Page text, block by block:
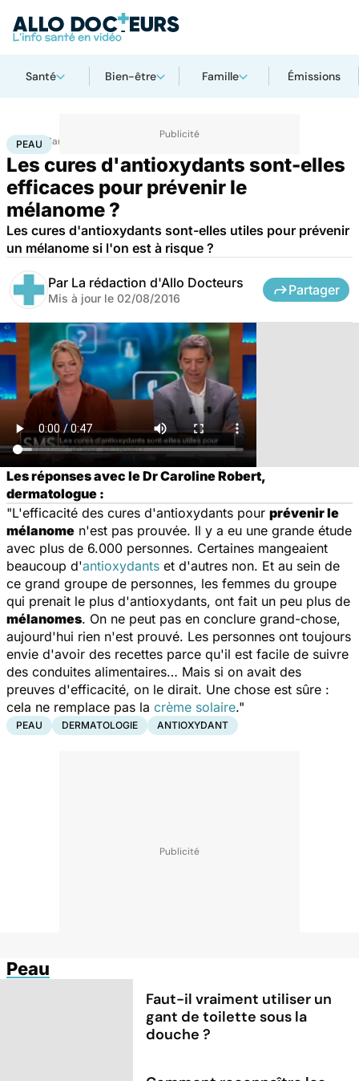
Santé Bien-être Famille Émissions
Accueil Santé Peau
PEAU
Les cures d'antioxydants sont-elles
efficaces pour prévenir le
mélanome ?
Les cures d'antioxydants sont-elles utiles pour prévenir
un mélanome si l'on est à risque ?
Par La rédaction d'Allo Docteurs
Mis à jour le 02/08/2016
Partager
Les réponses avec le Dr Caroline Robert,
dermatologue :
"L'efficacité des cures d'antioxydants pour prévenir le
mélanome n'est pas prouvée. Il y a eu une grande étude
avec plus de 6.000 personnes. Certaines mangeaient
beaucoup d'antioxydants et d'autres non. Et au sein de
ce grand groupe de personnes, les femmes du groupe
qui prenait le plus d'antioxydants, ont fait un peu plus de
mélanomes. On ne peut pas en conclure grand-chose,
aujourd'hui rien n'est prouvé. Les personnes ont toujours
envie d'avoir des recettes parce qu'il est facile de suivre
des conduites alimentaires… Mais si on avait des
preuves d'efficacité, on le dirait. Une chose est sûre :
cela ne remplace pas la crème solaire."
PEAU DERMATOLOGIE ANTIOXYDANT
Peau
Faut-il vraiment utiliser un
gant de toilette sous la
douche ?